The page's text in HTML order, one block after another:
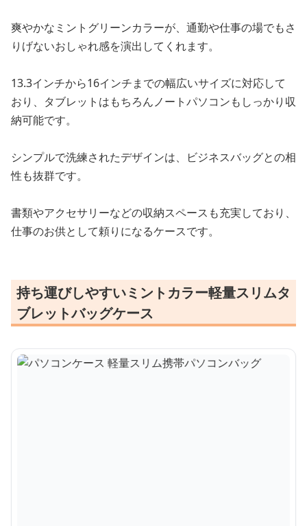
爽やかなミントグリーンカラーが、通勤や仕事の場でもさ
りげないおしゃれ感を演出してくれます。
13.3インチから16インチまでの幅広いサイズに対応して
おり、タブレットはもちろんノートパソコンもしっかり収
納可能です。
シンプルで洗練されたデザインは、ビジネスバッグとの相
性も抜群です。
書類やアクセサリーなどの収納スペースも充実しており、
仕事のお供として頼りになるケースです。
持ち運びしやすいミントカラー軽量スリムタ
ブレットバッグケース